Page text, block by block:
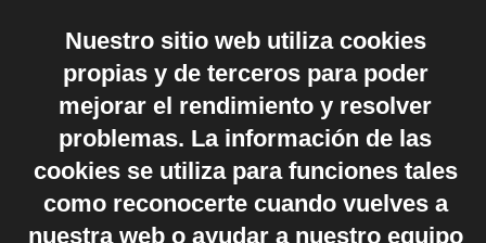
Español
Categoría:Verano
Un verano comprometido con
la salud
Nuestro sitio web utiliza cookies
propias y de terceros para poder
mejorar el rendimiento y resolver
problemas. La información de las
cookies se utiliza para funciones tales
como reconocerte cuando vuelves a
nuestra web o ayudar a nuestro equipo